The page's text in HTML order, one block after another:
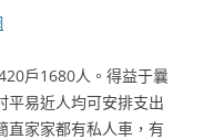
戶1680人。得益于曩
平易近人均可安排支出
直家家都有私人車，有